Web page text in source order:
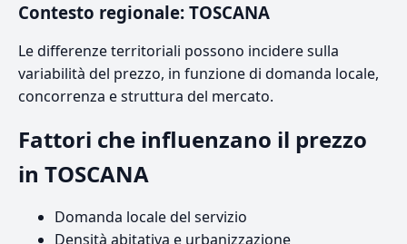
Contesto regionale: TOSCANA
Le differenze territoriali possono incidere sulla
variabilità del prezzo, in funzione di domanda locale,
concorrenza e struttura del mercato.
Fattori che influenzano il prezzo
in TOSCANA
Domanda locale del servizio
Densità abitativa e urbanizzazione